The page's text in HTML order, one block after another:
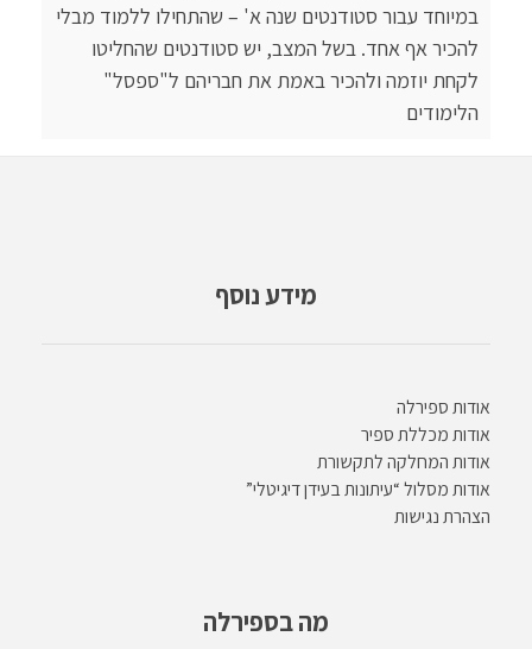
במיוחד עבור סטודנטים שנה א' – שהתחילו ללמוד מבלי
להכיר אף אחד. בשל המצב, יש סטודנטים שהחליטו
לקחת יוזמה ולהכיר באמת את חבריהם ל"ספסל"
הלימודים
מידע נוסף
אודות ספירלה
אודות מכללת ספיר
אודות המחלקה לתקשורת
אודות מסלול “עיתונות בעידן דיגיטלי”
הצהרת נגישות
מה בספירלה